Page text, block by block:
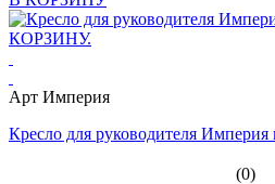
Арт Империя
Кресло для руководителя Империя
(0)